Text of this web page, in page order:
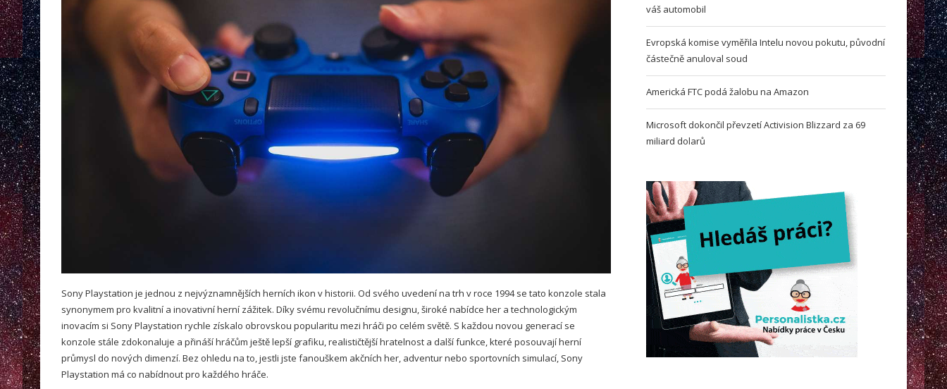
Sony Playstation je jednou z nejvýznamnějších herních ikon v historii. Od svého uvedení na trh v roce 1994 se tato konzole stala
synonymem pro kvalitní a inovativní herní zážitek. Díky svému revolučnímu designu, široké nabídce her a technologickým
inovacím si Sony Playstation rychle získalo obrovskou popularitu mezi hráči po celém světě. S každou novou generací se
konzole stále zdokonaluje a přináší hráčům ještě lepší grafiku, realističtější hratelnost a další funkce, které posouvají herní
průmysl do nových dimenzí. Bez ohledu na to, jestli jste fanouškem akčních her, adventur nebo sportovních simulací, Sony
Playstation má co nabídnout pro každého hráče.
váš automobil
Evropská komise vyměřila Intelu novou pokutu, původní
částečně anuloval soud
Americká FTC podá žalobu na Amazon
Microsoft dokončil převzetí Activision Blizzard za 69
miliard dolarů